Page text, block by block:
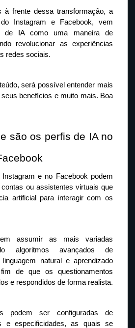
à frente dessa transformação, a
do Instagram e Facebook, vem
de IA como uma maneira de
revolucionar as experiências
redes sociais.
será possível entender mais
benefícios e muito mais. Boa
são os perfis de IA no
e no Facebook podem
ou assistentes virtuais que
artificial para interagir com os
assumir as mais variadas
algoritmos avançados de
natural e aprendizado
de que os questionamentos
e respondidos de forma realista.
podem ser configuradas de
e especificidades, as quais se